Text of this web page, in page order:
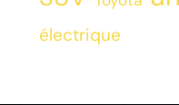
électrique